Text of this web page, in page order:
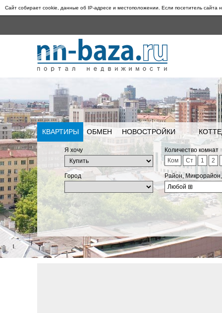
Сайт собирает cookie, данные об IP-адресе и местоположении. Если посетитель сайта
КВАРТИРЫ ОБМЕН НОВОСТРОЙКИ
Я хочу
Количество комнат
Ком
Ст 1 2
Город
Район,
Любой ⊞